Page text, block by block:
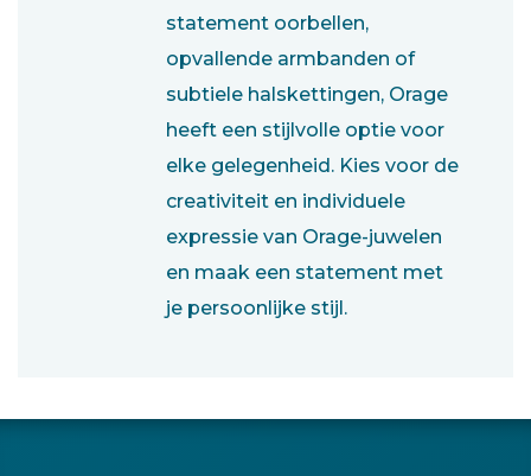
statement oorbellen,
opvallende armbanden of
subtiele halskettingen, Orage
heeft een stijlvolle optie voor
elke gelegenheid. Kies voor de
creativiteit en individuele
expressie van Orage-juwelen
en maak een statement met
je persoonlijke stijl.